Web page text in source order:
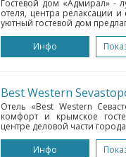
Гостевой дом «Адмирал» -
отеля, центра релаксации
уютный гостевой дом
Инфо
Best Western
Отель «Best Western
комфорт и крымское
центре деловой части
Инфо